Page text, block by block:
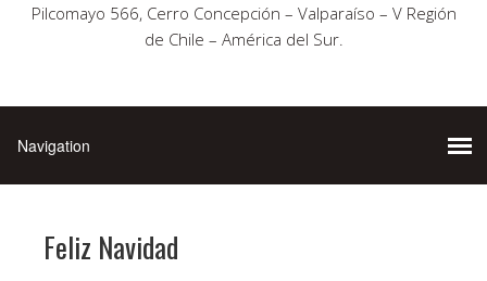
Pilcomayo 566, Cerro Concepción – Valparaíso – V Región
de Chile – América del Sur.
Feliz Navidad